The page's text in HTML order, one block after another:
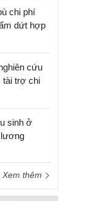
chi phí
dứt hợp
cứu
trợ chi
sinh ở
Xem thêm